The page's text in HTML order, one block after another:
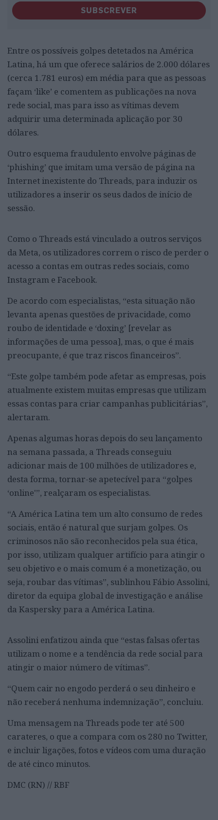
SUBSCREVER
Entre os possíveis golpes detetados na América
Latina, há um que oferece salários de 2.000 dólares
(cerca 1.781 euros) em média para que as pessoas
façam ‘like’ e comentem as publicações na nova
rede social, mas para isso as vítimas devem
adquirir uma determinada aplicação por 30
dólares.
Outro esquema fraudulento envolve páginas de
‘phishing’ que imitam uma versão de página na
Internet inexistente do Threads, para induzir os
utilizadores a inserir os seus dados de início de
sessão.
Como o Threads está vinculado a outros serviços
da Meta, os utilizadores correm o risco de perder o
acesso a contas em outras redes sociais, como
Instagram e Facebook.
De acordo com especialistas, “esta situação não
levanta apenas questões de privacidade, como
roubo de identidade e ‘doxing’ [revelar as
informações de uma pessoa], mas, o que é mais
preocupante, é que traz riscos financeiros”.
“Este golpe também pode afetar as empresas, pois
atualmente existem muitas empresas que utilizam
essas contas para criar campanhas publicitárias”,
alertaram.
Apenas algumas horas depois do seu lançamento
na semana passada, a Threads conseguiu
adicionar mais de 100 milhões de utilizadores e,
desta forma, tornar-se apetecível para “golpes
‘online'”, realçaram os especialistas.
“A América Latina tem um alto consumo de redes
sociais, então é natural que surjam golpes. Os
criminosos não são reconhecidos pela sua ética,
por isso, utilizam qualquer artifício para atingir o
seu objetivo e o mais comum é a monetização, ou
seja, roubar das vítimas”, sublinhou Fábio Assolini,
diretor da equipa global de investigação e análise
da Kaspersky para a América Latina.
Assolini enfatizou ainda que “estas falsas ofertas
utilizam o nome e a tendência da rede social para
atingir o maior número de vítimas”.
“Quem cair no engodo perderá o seu dinheiro e
não receberá nenhuma indemnização”, concluiu.
Uma mensagem na Threads pode ter até 500
carateres, o que a compara com os 280 no Twitter,
e incluir ligações, fotos e vídeos com uma duração
de até cinco minutos.
DMC (RN) // RBF